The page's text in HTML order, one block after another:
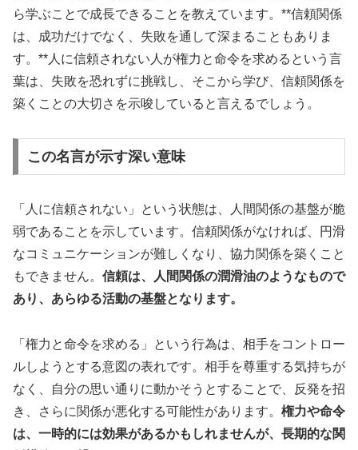
ら学ぶことで成長できることを教えています。**信頼関係
は、成功だけでなく、失敗を通して深まることもありま
す。**人に信頼されない人が権力と命令を求めるという言
葉は、失敗を恐れずに挑戦し、そこから学び、信頼関係を
築くことの大切さを示唆していると言えるでしょう。
この名言が示す深い意味
「人に信頼されない」という状態は、人間関係の基盤が脆
弱であることを示しています。信頼関係がなければ、円滑
なコミュニケーションが難しくなり、協力関係を築くこと
もできません。 信頼は、人間関係の潤滑油のようなもので
あり、あらゆる活動の基盤となります。
「権力と命令を求める」という行為は、相手をコントロー
ルしようとする意図の表れです。相手を尊重する気持ちが
なく、自分の思い通りに動かそうとすることで、反発を招
き、さらに関係が悪化する可能性があります。 権力や命令
は、一時的には効果があるかもしれませんが、長期的な関